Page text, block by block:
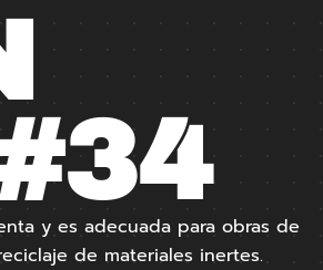
y es adecuada para obras de
de materiales inertes.